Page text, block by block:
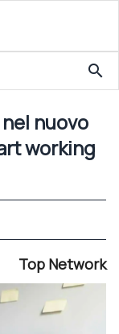
Gestire gli spazi aziendali nel nuovo modello operativo, tra smart working e hybrid workplace
search
nuovo
working
Top Network